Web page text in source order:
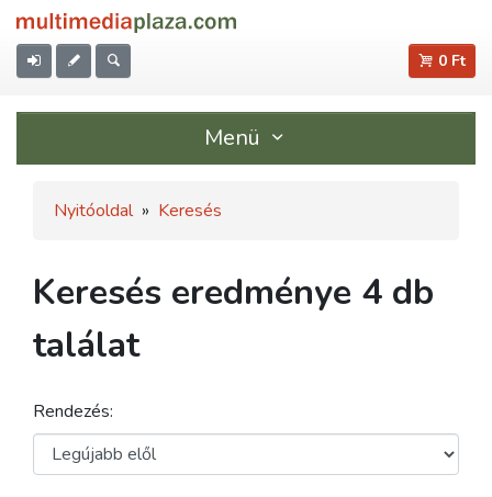
0 Ft
Menü
Nyitóoldal » Keresés
Keresés eredménye 4 db
találat
Rendezés: